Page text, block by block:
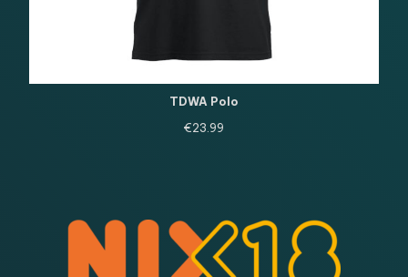
TDWA Polo
€23.99